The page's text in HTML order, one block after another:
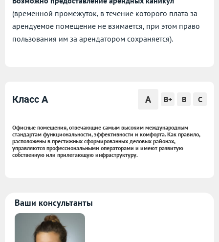
(временной промежуток, в течение которого плата за
арендуемое помещение не взимается, при этом право
пользования им за арендатором сохраняется).
Класс A A B+ B C
Офисные помещения, отвечающие самым высоким международным
стандартам функциональности, эффективности и комфорта. Как правило,
расположены в престижных сформированных деловых районах,
управляются профессиональными операторами и имеют развитую
собственную или прилегающую инфраструктуру.
Ваши консультанты